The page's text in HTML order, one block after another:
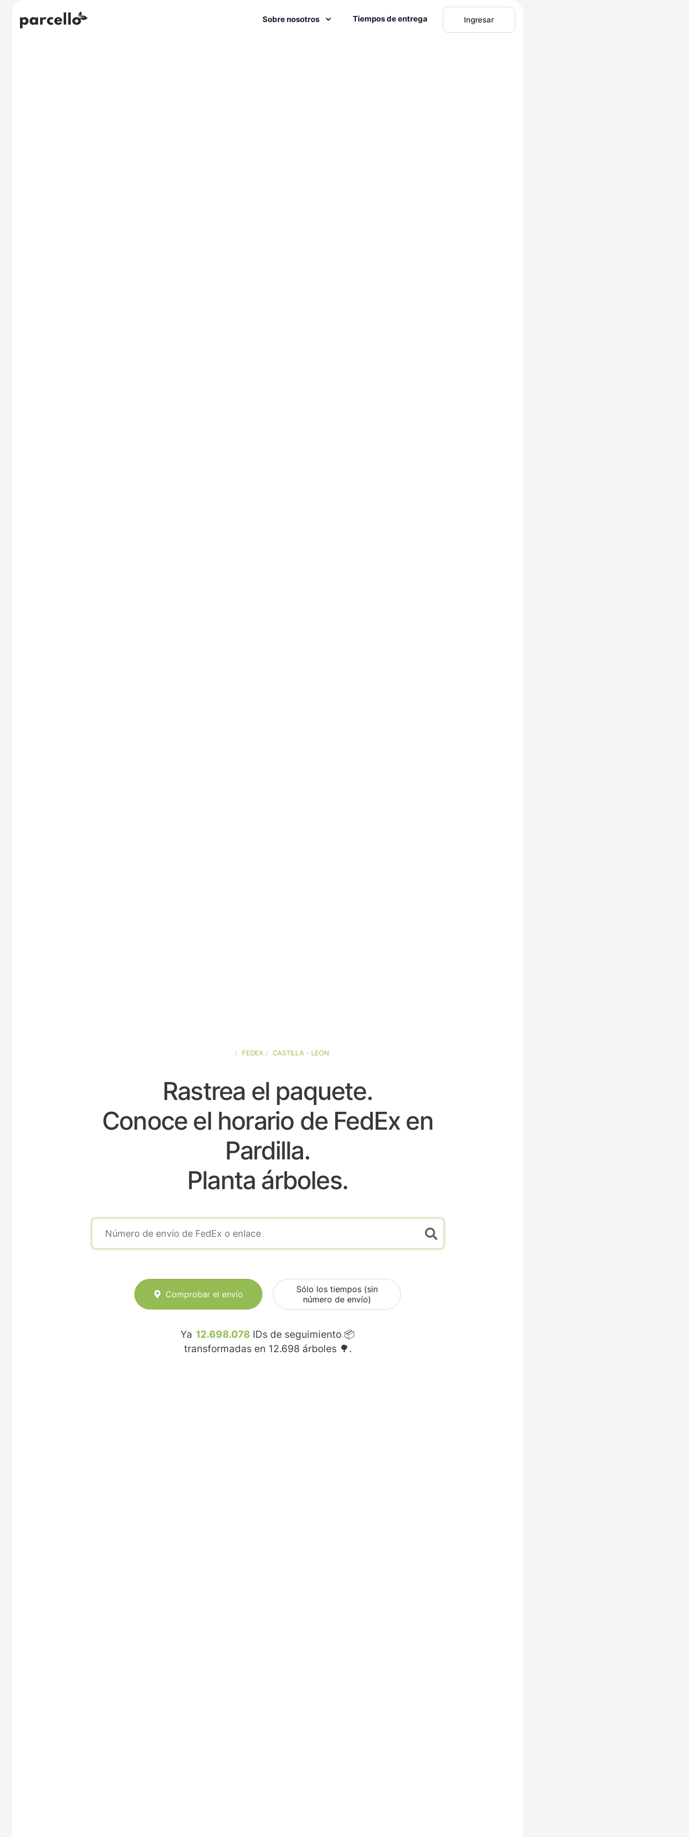
Sobre nosotros Tiempos de entrega Ingresar
FEDEX CASTILLA - LEON
Rastrea el paquete.
Conoce el horario de FedEx en
Pardilla.
Planta árboles.
Comprobar el envío
Sólo los tiempos (sin
número de envío)
Ya 12.698.078 IDs de seguimiento 📦
transformadas en 12.698 árboles 🌳.